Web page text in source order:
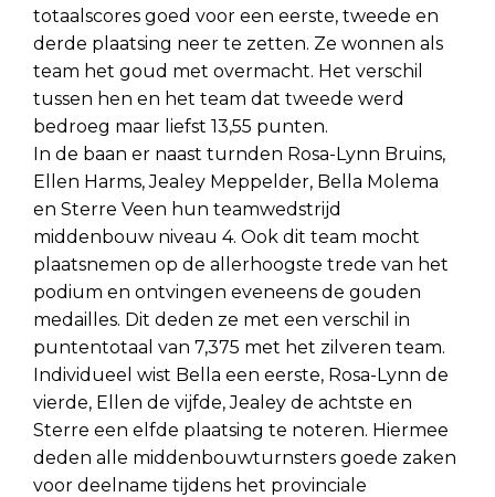
totaalscores goed voor een eerste, tweede en
derde plaatsing neer te zetten. Ze wonnen als
team het goud met overmacht. Het verschil
tussen hen en het team dat tweede werd
bedroeg maar liefst 13,55 punten.
In de baan er naast turnden Rosa-Lynn Bruins,
Ellen Harms, Jealey Meppelder, Bella Molema
en Sterre Veen hun teamwedstrijd
middenbouw niveau 4. Ook dit team mocht
plaatsnemen op de allerhoogste trede van het
podium en ontvingen eveneens de gouden
medailles. Dit deden ze met een verschil in
puntentotaal van 7,375 met het zilveren team.
Individueel wist Bella een eerste, Rosa-Lynn de
vierde, Ellen de vijfde, Jealey de achtste en
Sterre een elfde plaatsing te noteren. Hiermee
deden alle middenbouwturnsters goede zaken
voor deelname tijdens het provinciale